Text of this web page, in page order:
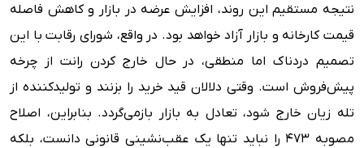
نتیجه‌ مستقیم این روند، افزایش عرضه در بازار و کاهش فاصله
قیمت کارخانه و بازار آزاد خواهد بود. در واقع، شورای رقابت با این
تصمیم دردناک اما منطقی، در حال خارج کردن رانت از چرخه
پیش‌فروش است. وقتی دلالان قید خرید را بزنند و تولیدکننده از
تله زیان خارج شود، تعادل به بازار بازمی‌گردد. بنابراین، اصلاح
مصوبه ۴۷۳ را نباید تنها یک عقب‌نشینی قانونی دانست، بلکه